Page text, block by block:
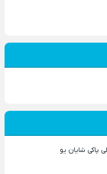
پاکی شایان یو